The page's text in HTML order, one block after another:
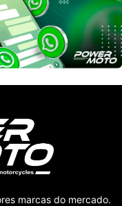
marcas do mercado.